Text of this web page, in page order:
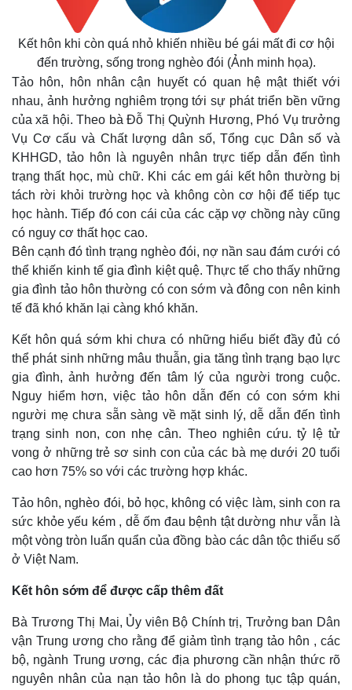
Quan sát
Cuộc sống đó đây
Hồ sơ
Video
Ảnh
E-Magazine
Kết hôn khi còn quá nhỏ khiến nhiều bé gái mất đi cơ hội
đến trường, sống trong nghèo đói (Ảnh minh họa).
Tảo hôn, hôn nhân cận huyết có quan hệ mật thiết với
nhau, ảnh hưởng nghiêm trọng tới sự phát triển bền vững
của xã hội. Theo bà Đỗ Thị Quỳnh Hương, Phó Vụ trưởng
Vụ Cơ cấu và Chất lượng dân số, Tổng cục Dân số và
KHHGD, tảo hôn là nguyên nhân trực tiếp dẫn đến tình
trạng thất học, mù chữ. Khi các em gái kết hôn thường bị
tách rời khỏi trường học và không còn cơ hội để tiếp tục
học hành. Tiếp đó con cái của các cặp vợ chồng này cũng
có nguy cơ thất học cao.
Bên cạnh đó tình trạng nghèo đói, nợ nần sau đám cưới có
thể khiến kinh tế gia đình kiệt quệ. Thực tế cho thấy những
gia đình tảo hôn thường có con sớm và đông con nên kinh
tế đã khó khăn lại càng khó khăn.
Kết hôn quá sớm khi chưa có những hiểu biết đầy đủ có
thể phát sinh những mâu thuẫn, gia tăng tình trạng bạo lực
gia đình, ảnh hưởng đến tâm lý của người trong cuộc.
Nguy hiểm hơn, việc tảo hôn dẫn đến có con sớm khi
người mẹ chưa sẵn sàng về mặt sinh lý, dễ dẫn đến tình
trạng sinh non, con nhẹ cân. Theo nghiên cứu. tỷ lệ tử
vong ở những trẻ sơ sinh con của các bà mẹ dưới 20 tuổi
cao hơn 75% so với các trường hợp khác.
Tảo hôn, nghèo đói, bỏ học, không có việc làm, sinh con ra
sức khỏe yếu kém , dễ ốm đau bệnh tật dường như vẫn là
một vòng tròn luẩn quẩn của đồng bào các dân tộc thiểu số
ở Việt Nam.
Kết hôn sớm để được cấp thêm đất
Bà Trương Thị Mai, Ủy viên Bộ Chính trị, Trưởng ban Dân
vận Trung ương cho rằng để giảm tình trạng tảo hôn , các
bộ, ngành Trung ương, các địa phương cần nhận thức rõ
nguyên nhân của nạn tảo hôn là do phong tục tập quán,